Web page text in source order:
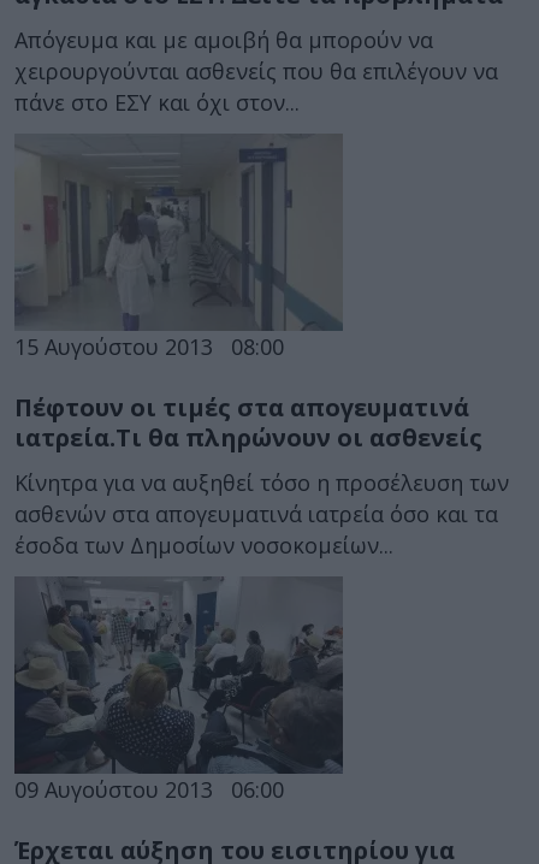
Απόγευμα και με αμοιβή θα μπορούν να
χειρουργούνται ασθενείς που θα επιλέγουν να
πάνε στο ΕΣΥ και όχι στον...
15 Αυγούστου 2013 08:00
Πέφτουν οι τιμές στα απογευματινά
ιατρεία.Τι θα πληρώνουν οι ασθενείς
Κίνητρα για να αυξηθεί τόσο η προσέλευση των
ασθενών στα απογευματινά ιατρεία όσο και τα
έσοδα των Δημοσίων νοσοκομείων...
09 Αυγούστου 2013 06:00
Έρχεται αύξηση του εισιτηρίου για